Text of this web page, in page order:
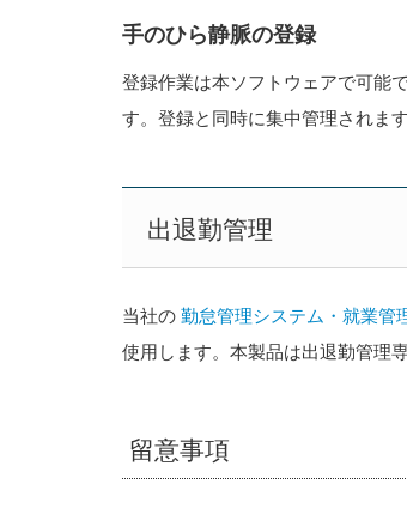
手のひら静脈の登録
登録作業は本ソフトウェアで可能
す。登録と同時に集中管理されます
出退勤管理
当社の 勤怠管理システム・就業管
使用します。本製品は出退勤管理専
留意事項